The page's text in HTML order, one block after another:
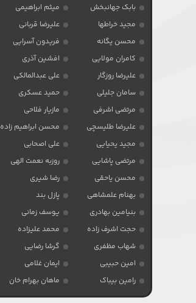
بابک جهانبخش
میثم ابراهیمی
مجید خراطها
علیرضا قربانی
محسن یگانه
فریدون آسرایی
کامران مولایی
افشین آذری
علیرضا روزگار
علی عبدالمالکی
سامان جلیلی
حمید عسکری
مرتضی اشرفی
مازیار فلاحی
علیرضا طلیسچی
محسن ابراهیم زاده
مجید یحیایی
علی اصحابی
مرتضی پاشایی
روزبه نعمت الهی
محسن یاحقی
رضا شیری
بهنام علمشاهی
پازل بند
بنیامین بهادری
یوسف زمانی
حجت اشرف زاده
محمد علیزاده
شهاب مظفری
گرشا رضایی
امین حبیبی
ایمان غلامی
رامین بیباک
ماهان بهرام خان